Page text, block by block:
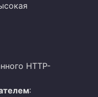
HTTP-
: